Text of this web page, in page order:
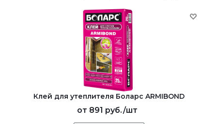
Клей для утеплителя Боларс ARMIBOND
от 891 руб./шт